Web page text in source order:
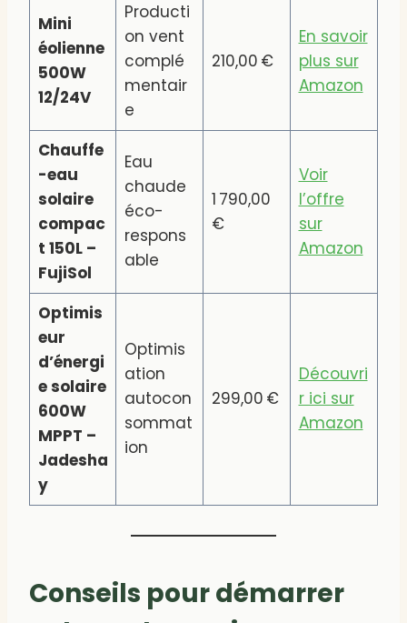
Mini
éolienne
500W
12/24V
Producti
on vent
complé
mentair
e
210,00 €
En savoir
plus sur
Amazon
Chauffe
-eau
solaire
compac
t 150L –
FujiSol
Eau
chaude
éco-
respons
able
1 790,00
€
Voir
l’offre
sur
Amazon
Optimis
eur
d’énergi
e solaire
600W
MPPT –
Jadesha
y
Optimis
ation
autocon
sommat
ion
299,00 €
Découvri
r ici sur
Amazon
Conseils pour démarrer